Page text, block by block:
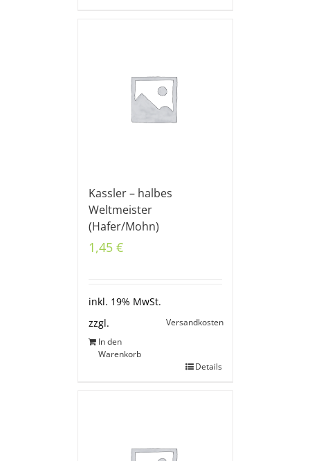
Kassler – halbes
Weltmeister
(Hafer/Mohn)
1,45 €
inkl. 19% MwSt.
zzgl.
Versandkosten
In den
Warenkorb
Details